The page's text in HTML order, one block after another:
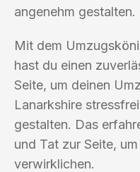
angenehm gestalten.
Mit dem
hast du einen
Seite, um deinen
Lanarkshire
gestalten. Das
und Tat zur Seite,
verwirklichen.